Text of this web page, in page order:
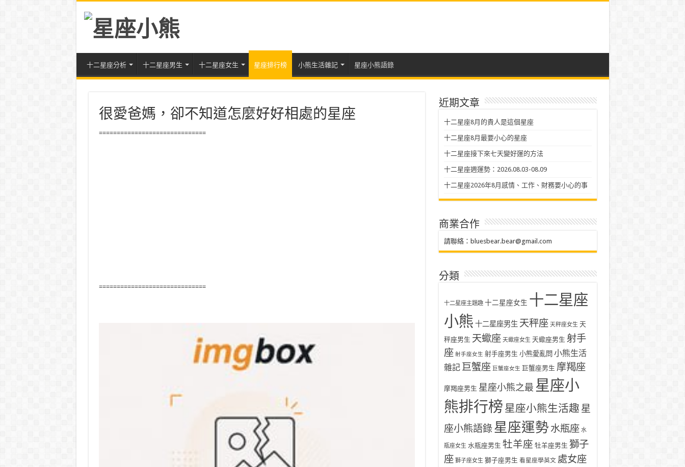
十二星座分析 十二星座男生 十二星座女生 星座排行榜 小熊生活雜記 星座小熊語錄
很愛爸媽，卻不知道怎麼好好相處的星座
==============================
==============================
近期文章
十二星座8月的貴人是這個星座
十二星座8月最要小心的星座
十二星座接下來七天變好運的方法
十二星座週運勢：2026.08.03-08.09
十二星座2026年8月感情、工作、財務要小心的事
商業合作
請聯絡： bluesbear.bear@gmail.com
分類
十二星座主題趣 十二星座女生 十二星座
小熊 十二星座男生 天秤座 天秤座女生 天
秤座男生 天蠍座 天蠍座女生 天蠍座男生 射手
座 射手座女生 射手座男生 小熊愛亂問 小熊生活
雜記 巨蟹座 巨蟹座女生 巨蟹座男生 摩羯座
摩羯座男生 星座小熊之最 星座小
熊排行榜 星座小熊生活趣 星
座小熊語錄星座運勢 水瓶座 水
瓶座女生 水瓶座男生 牡羊座 牡羊座男生 獅子
座 獅子座女生 獅子座男生 看星座學英文 處女座